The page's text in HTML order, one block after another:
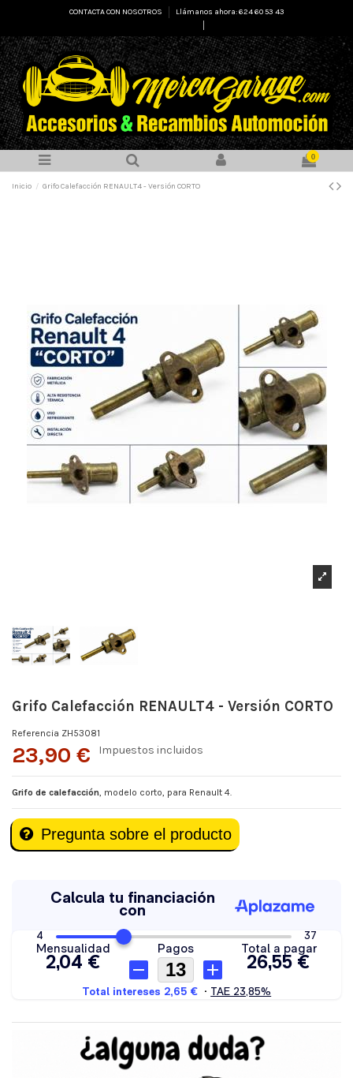
CONTACTA CON NOSOTROS
Llámanos ahora: 624 60 53 43
0
Inicio Grifo Calefacción RENAULT4 - Versión CORTO
Grifo Calefacción RENAULT4 - Versión CORTO
Referencia ZH53081
23,90 € Impuestos incluidos
Grifo de calefacción, modelo corto, para Renault 4.
Pregunta sobre el producto